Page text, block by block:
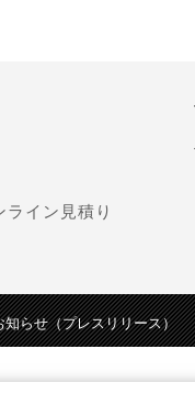
ライン見積り
知らせ（プレスリリース）